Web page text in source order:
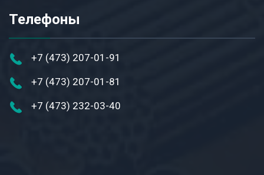
Телефоны
+7 (473) 207-01-91
+7 (473) 207-01-81
+7 (473) 232-03-40